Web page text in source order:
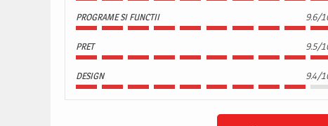
PROGRAME SI FUNCTII 9.6/
PRET 9.5/
DESIGN 9.4/